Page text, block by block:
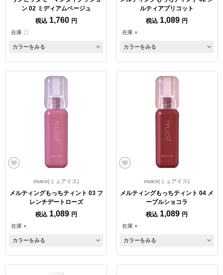
ン 02 ミディアムベージュ
税込 1,760 円
在庫 〇
カラーをみる
ルティアプリコット
税込 1,089 円
在庫 ×
カラーをみる
muice(ミュアイス)
メルティングもっちティント 03 フ
レンチデートローズ
税込 1,089 円
在庫 ×
カラーをみる
muice(ミュアイス)
メルティングもっちティント 04 メ
ープルショコラ
税込 1,089 円
在庫 ×
カラーをみる